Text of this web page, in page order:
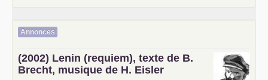
Annonces
(2002) Lenin (requiem), texte de B.
Brecht, musique de H. Eisler